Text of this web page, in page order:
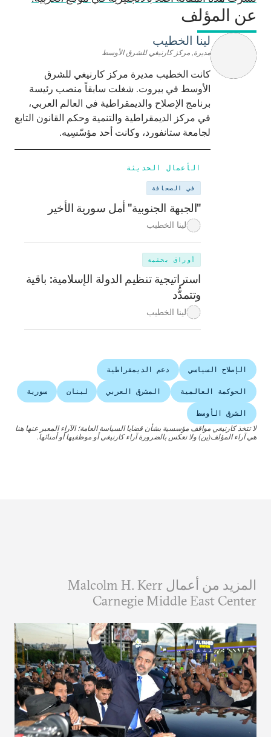
عن المؤلف
لينا الخطيب
مديرة, مركز كارنيغي للشرق الأوسط
كانت الخطيب مديرة مركز كارنيغي للشرق
الأوسط في بيروت. شغلت سابقاً منصب رئيسة
برنامج الإصلاح والديمقراطية في العالم العربي،
في مركز الديمقراطية والتنمية وحكم القانون التابع
لجامعة ستانفورد، وكانت أحد مؤسّسِيه.
الأعمال الحديثة
في الصحافة
"الجبهة الجنوبية" أمل سورية الأخير
لينا الخطيب
أوراق بحثية
استراتيجية تنظيم الدولة الإسلامية: باقية
وتتمدُّد
لينا الخطيب
الإصلاح السياسي دعم الديمقراطية
الحوكمة العالمية المشرق العربي لبنان سورية
الشرق الأوسط
لا تتخذ كارنيغي مواقف مؤسسية بشأن قضايا السياسة العامة؛ الآراء المعبر عنها هنا
هي آراء المؤلف(ين) ولا تعكس بالضرورة آراء كارنيغي أو موظفيها أو أمنائها.
المزيد من أعمال Malcolm H. Kerr
Carnegie Middle East Center